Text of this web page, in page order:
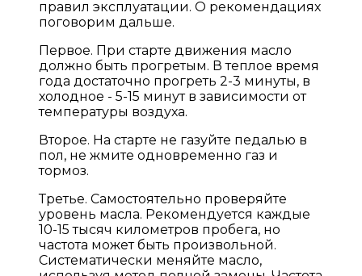
правил эксплуатации. О рекомендациях
поговорим дальше.
Первое. При старте движения масло
должно быть прогретым. В теплое время
года достаточно прогреть 2-3 минуты, в
холодное - 5-15 минут в зависимости от
температуры воздуха.
Второе. На старте не газуйте педалью в
пол, не жмите одновременно газ и
тормоз.
Третье. Самостоятельно проверяйте
уровень масла. Рекомендуется каждые
10-15 тысяч километров пробега, но
частота может быть произвольной.
Систематически меняйте масло,